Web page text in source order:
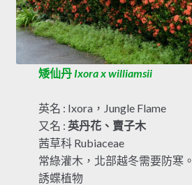
矮仙丹 Ixora x williamsii
英名 : Ixora，Jungle Flame
又名 : 英丹花、賣子木
茜草科 Rubiaceae
常綠灌木，北部越冬需要防寒。
誘蝶植物